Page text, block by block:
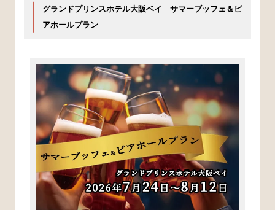
グランドプリンスホテル大阪ベイ サマーブッフェ＆ビ
アホールプラン